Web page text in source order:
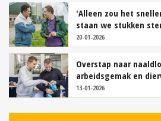
'Alleen zou het
staan we stukken
20-01-2026
Overstap naar
arbeidsgemak en
13-01-2026